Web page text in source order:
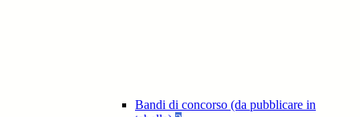
Bandi di concorso (da pubblicare in